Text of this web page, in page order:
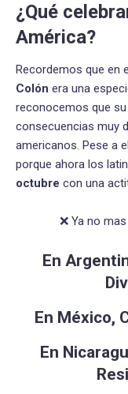
¿Qué
América?
Recordemos que en
Colón era una
reconocemos que
consecuencias muy
americanos. Pese a
porque ahora los
octubre con una
❌ Ya no
En
En México,
En